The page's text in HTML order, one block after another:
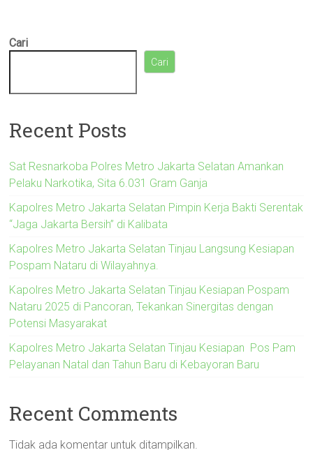
Cari
Cari
Recent Posts
Sat Resnarkoba Polres Metro Jakarta Selatan Amankan
Pelaku Narkotika, Sita 6.031 Gram Ganja
Kapolres Metro Jakarta Selatan Pimpin Kerja Bakti Serentak
“Jaga Jakarta Bersih” di Kalibata
Kapolres Metro Jakarta Selatan Tinjau Langsung Kesiapan
Pospam Nataru di Wilayahnya.
Kapolres Metro Jakarta Selatan Tinjau Kesiapan Pospam
Nataru 2025 di Pancoran, Tekankan Sinergitas dengan
Potensi Masyarakat
Kapolres Metro Jakarta Selatan Tinjau Kesiapan Pos Pam
Pelayanan Natal dan Tahun Baru di Kebayoran Baru
Recent Comments
Tidak ada komentar untuk ditampilkan.